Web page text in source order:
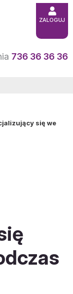
736 36 36 36
ZALOGUJ
się we